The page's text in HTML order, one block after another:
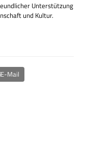
Unter­stüt­zung
und Kultur.
E-Mail